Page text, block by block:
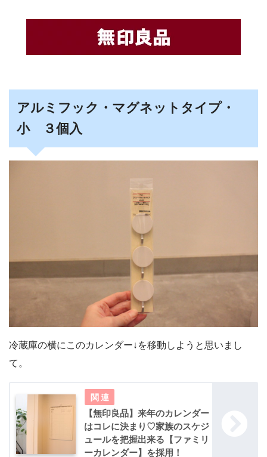
アルミフック・マグネットタイプ・
小 ３個入
冷蔵庫の横にこのカレンダー↓を移動しようと思いまし
て。
【無印良品】来年のカレンダー
はコレに決まり♡家族のスケジ
ュールを把握出来る【ファミリ
ーカレンダー】を採用！